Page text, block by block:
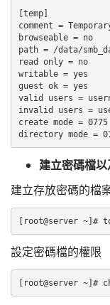
[temp]
comment =
browseable = no
path = /data/
read only = no
writable = yes
guest ok = yes
valid users =
invalid users =
create mode =
directory mode =
建立密碼檔
建立存放密碼的檔
[root@server ~]#
設定密碼檔的權限
[root@server ~]#